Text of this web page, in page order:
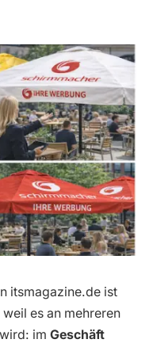
itsmagazine.de ist
es an mehreren
im Geschäft